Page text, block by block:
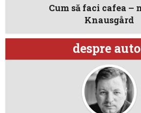
Cum să faci cafea –
Knausgård
despre